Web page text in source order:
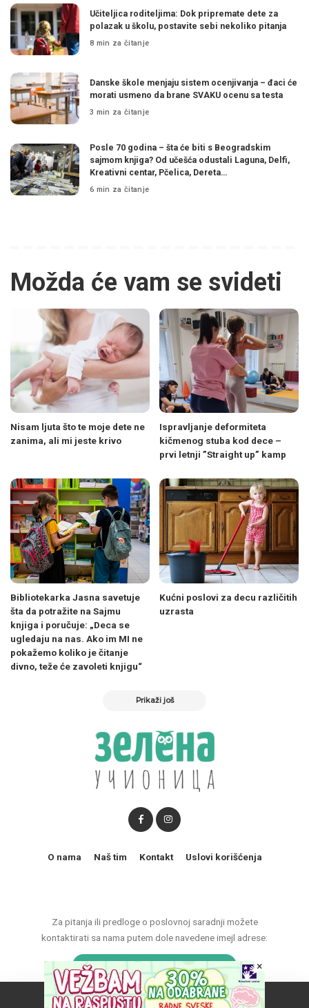
Učiteljica roditeljima: Dok pripremate dete za
polazak u školu, postavite sebi nekoliko pitanja
8 min za čitanje
Danske škole menjaju sistem ocenjivanja – đaci će
morati usmeno da brane SVAKU ocenu sa testa
3 min za čitanje
Posle 70 godina – šta će biti s Beogradskim
sajmom knjiga? Od učešća odustali Laguna, Delfi,
Kreativni centar, Pčelica, Dereta…
6 min za čitanje
Možda će vam se svideti
Nisam ljuta što te moje dete ne
zanima, ali mi jeste krivo
Ispravljanje deformiteta
kičmenog stuba kod dece –
prvi letnji ”Straight up” kamp
Bibliotekarka Jasna savetuje
šta da potražite na Sajmu
knjiga i poručuje: „Deca se
ugledaju na nas. Ako im MI ne
pokažemo koliko je čitanje
divno, teže će zavoleti knjigu“
Kućni poslovi za decu različitih
uzrasta
Prikaži još
Za pitanja ili predloge o poslovnoj saradnji možete
kontaktirati sa nama putem dole navedene imejl adrese:
marketing@zelenaucionica.com
O nama Naš tim Kontakt Uslovi korišćenja
Naš vebsajt koristi kolačiće da poboljša vaše iskustvo.
×